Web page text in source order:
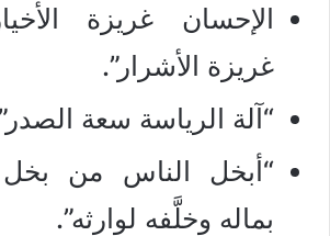
الإحسان غريزة
غريزة الأشرار”.
“آلة الرياسة سعة
“أبخل الناس من
بماله وخلَّفه لوارثه”.